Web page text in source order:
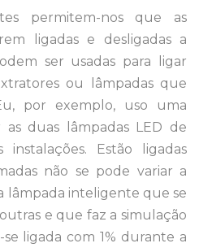
permitem-nos que as
ligadas e desligadas a
ser usadas para ligar
ou lâmpadas que
por exemplo, uso uma
duas lâmpadas LED de
Estão ligadas
não se pode variar a
lâmpada inteligente que se
e que faz a simulação
ligada com 1% durante a